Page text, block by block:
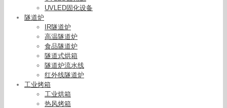
UVLED固化设备
隧道炉
IR隧道炉
高温隧道炉
食品隧道炉
隧道式烘箱
隧道炉流水线
红外线隧道炉
工业烤箱
工业烘箱
热风烤箱